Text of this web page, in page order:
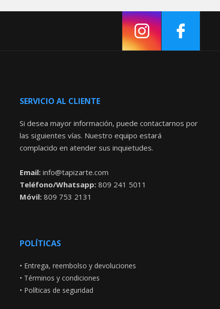
SERVICIO AL CLIENTE
Si desea mayor información, puede contactarnos por
las siguientes vías. Nuestro equipo estará
complacido en atender sus inquietudes.
Email: info@tapizarte.com
Teléfono/Whatsapp: 809 241 5011
Móvil: 809 753 2131
POLÍTICAS
• Entrega, reembolso y devoluciones
• Términos y condiciones
• Políticas de seguridad